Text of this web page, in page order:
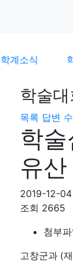
학계소식
학술
목록 답변
학
유
2019-12-
조회 2665
첨부
고창군과 (재